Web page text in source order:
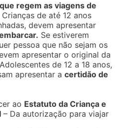
regem as viagens de
Crianças de até 12 anos
devem apresentar
Se estiverem
pessoa que não sejam os
apresentar o original da
de 12 a 18 anos,
apresentar acertidão de
ao Estatuto da Criança e
– Da autorização para viajar